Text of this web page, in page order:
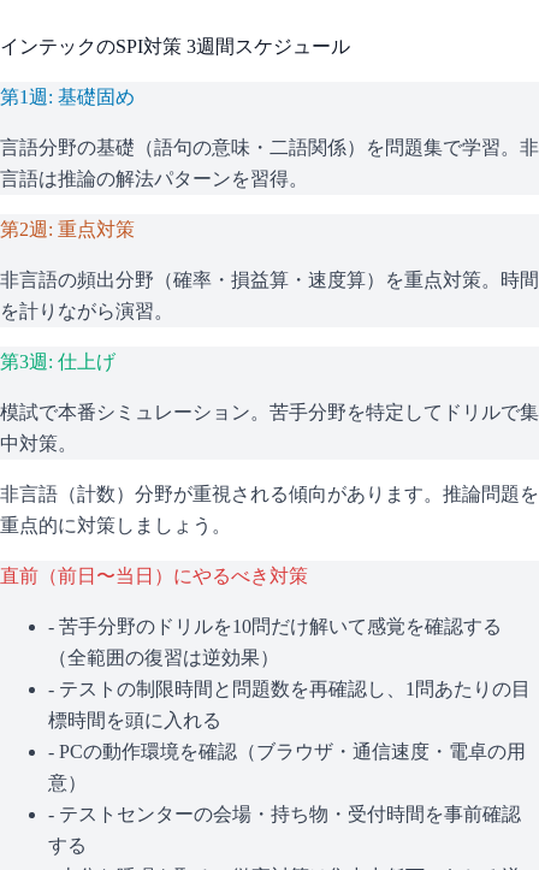
インテックのSPI対策 3週間スケジュール
第1週: 基礎固め
言語分野の基礎（語句の意味・二語関係）を問題集で学習。非
言語は推論の解法パターンを習得。
第2週: 重点対策
非言語の頻出分野（確率・損益算・速度算）を重点対策。時間
を計りながら演習。
第3週: 仕上げ
模試で本番シミュレーション。苦手分野を特定してドリルで集
中対策。
非言語（計数）分野が重視される傾向があります。推論問題を
重点的に対策しましょう。
直前（前日〜当日）にやるべき対策
- 苦手分野のドリルを10問だけ解いて感覚を確認する
（全範囲の復習は逆効果）
- テストの制限時間と問題数を再確認し、1問あたりの目
標時間を頭に入れる
- PCの動作環境を確認（ブラウザ・通信速度・電卓の用
意）
- テストセンターの会場・持ち物・受付時間を事前確認
する